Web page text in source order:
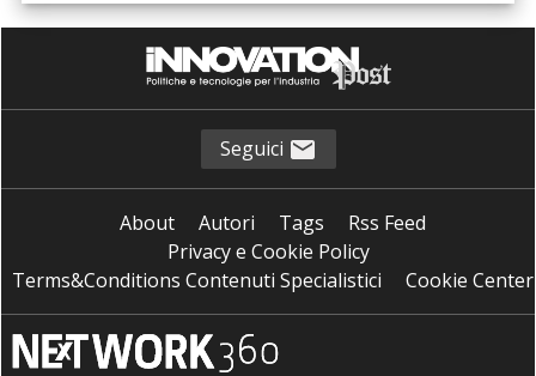
Seguici
About Autori Tags
Rss Feed
Privacy e Cookie Policy
Terms&Conditions Contenuti Specialistici
Cookie Center